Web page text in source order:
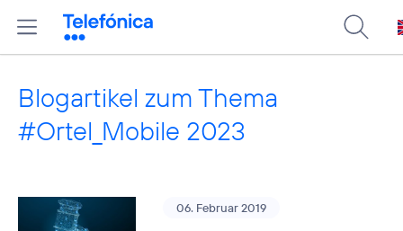
Blogartikel zum Thema
#Ortel_Mobile 2023
06. Februar 2019